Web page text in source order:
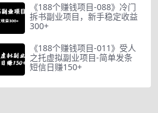
《188个赚钱项目-088》冷门
拆书副业项目，新手稳定收益
300+
《188个赚钱项目-011》受人
之托虚拟副业项目-简单发条
短信日赚150+